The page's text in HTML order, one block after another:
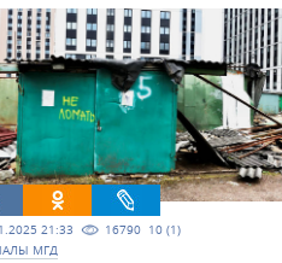
21:33 16790 10 (1)
МГД